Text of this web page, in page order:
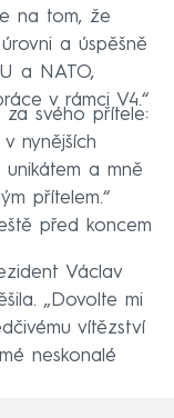
na tom, že
a úspěšně
a NATO,
v rámci V4.“
svého přítele:
nynějších
a mně
přítelem.“
před koncem
Václav
„Dovolte mi
vítězství
neskonalé